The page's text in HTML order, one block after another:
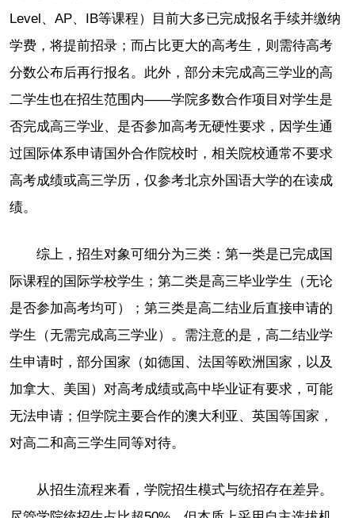
Level、AP、IB等课程）目前大多已完成报名手续并缴纳
学费，将提前招录；而占比更大的高考生，则需待高考
分数公布后再行报名。此外，部分未完成高三学业的高
二学生也在招生范围内——学院多数合作项目对学生是
否完成高三学业、是否参加高考无硬性要求，因学生通
过国际体系申请国外合作院校时，相关院校通常不要求
高考成绩或高三学历，仅参考北京外国语大学的在读成
绩。
综上，招生对象可细分为三类：第一类是已完成国
际课程的国际学校学生；第二类是高三毕业学生（无论
是否参加高考均可）；第三类是高二结业后直接申请的
学生（无需完成高三学业）。需注意的是，高二结业学
生申请时，部分国家（如德国、法国等欧洲国家，以及
加拿大、美国）对高考成绩或高中毕业证有要求，可能
无法申请；但学院主要合作的澳大利亚、英国等国家，
对高二和高三学生同等对待。
从招生流程来看，学院招生模式与统招存在差异。